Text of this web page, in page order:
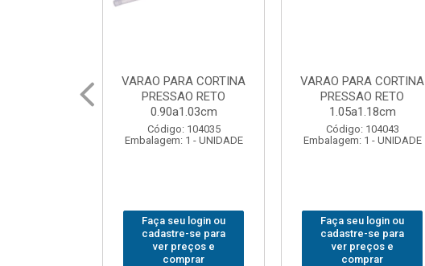
VARAO PARA CORTINA
PRESSAO RETO
1.05a1.18cm
Código: 104043
Embalagem: 1 - UNIDADE
Faça seu login ou
cadastre-se para
ver preços e
comprar
VARAO PARA CORTINA
PRESSAO RETO
1.20a1.33cm
Código: 104051
Embalagem: 1 - UNIDADE
Faça seu login ou
cadastre-se para
ver preços e
comprar